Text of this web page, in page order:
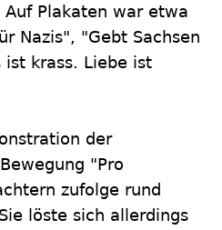
Auf Plakaten war etwa
Nazis", "Gebt Sachsen
krass. Liebe ist
der
"Pro
zufolge rund
löste sich allerdings